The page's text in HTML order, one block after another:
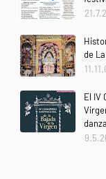
de
El IV